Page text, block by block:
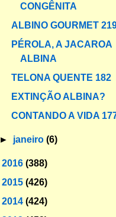
CONGÊNITA
ALBINO GOURMET
PÉROLA, A JACAROA
ALBINA
TELONA QUENTE 182
EXTINÇÃO ALBINA?
CONTANDO A VIDA
► janeiro(6)
2016 (388)
2015 (426)
2014 (424)